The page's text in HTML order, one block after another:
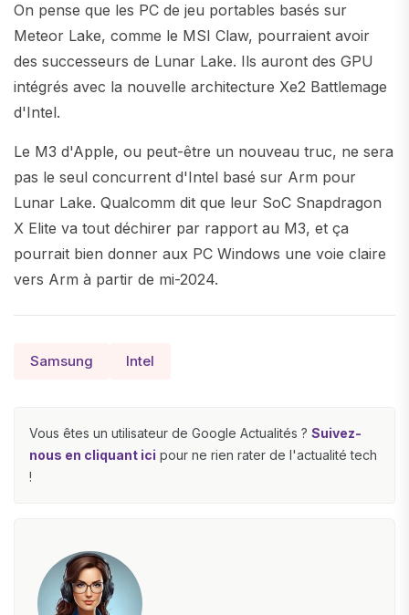
On pense que les PC de jeu portables basés sur
Meteor Lake, comme le MSI Claw, pourraient avoir
des successeurs de Lunar Lake. Ils auront des GPU
intégrés avec la nouvelle architecture Xe2 Battlemage
d'Intel.
Le M3 d'Apple, ou peut-être un nouveau truc, ne sera
pas le seul concurrent d'Intel basé sur Arm pour
Lunar Lake. Qualcomm dit que leur SoC Snapdragon
X Elite va tout déchirer par rapport au M3, et ça
pourrait bien donner aux PC Windows une voie claire
vers Arm à partir de mi-2024.
Samsung Intel
Vous êtes un utilisateur de Google Actualités ? Suivez-
nous en cliquant ici pour ne rien rater de l'actualité tech
!